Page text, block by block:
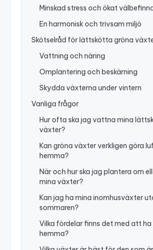
Minskad stress och ökat
En harmonisk och trivsam miljö
Skötselråd för lättskötta gröna
Vattning och näring
Omplantering och beskärning
Skydda växterna under vintern
Vanliga frågor
Hur ofta ska jag vattna mina
växter?
Kan gröna växter verkligen göra
hemma?
När och hur ska jag plantera om
mina växter?
Kan jag ha mina inomhusväxter
sommaren?
Vilka fördelar finns det med att
hemma?